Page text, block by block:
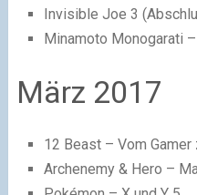
Invisible Joe 3
Minamoto Monogarati
März 2017
12 Beast – Vom Gamer
Archenemy & Hero –